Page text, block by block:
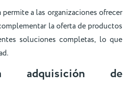
permite a las organizaciones ofrecer
la oferta de productos
soluciones completas, lo que
adquisición de